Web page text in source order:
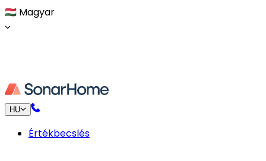
🇭🇺 Magyar
HU
Értékbecslés